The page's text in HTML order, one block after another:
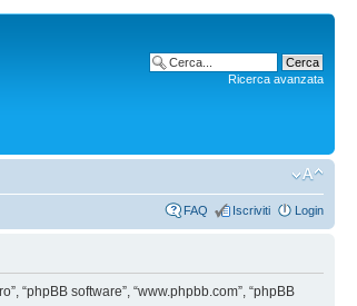
Ricerca avanzata
FAQ Iscriviti Login
“phpBB software”, “www.phpbb.com”, “phpBB